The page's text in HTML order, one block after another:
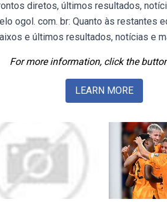
diretos, últimos resultados,
ogol. com. br: Quanto às restantes
e últimos resultados, notícias e
For more information, click the
LEARN MORE